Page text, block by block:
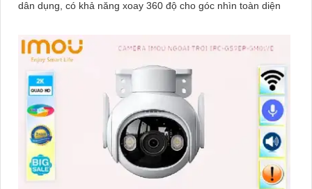
dân dụng, có khả năng xoay 360 độ cho góc nhìn toàn diện